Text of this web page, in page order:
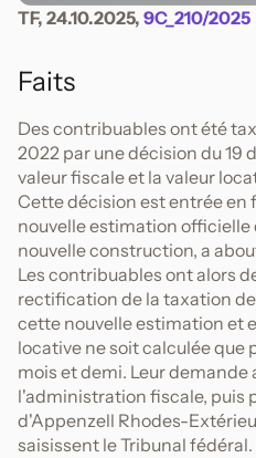
TF, 24.10.2025, 9C_210/2025
Faits
Des contribuables ont été
2022 par une décision du 19
valeur fiscale et la valeur
Cette décision est entrée en
nouvelle estimation officielle
nouvelle construction, a
Les contribuables ont alors
rectification de la taxation
cette nouvelle estimation et
locative ne soit calculée que
mois et demi. Leur demande
l'administration fiscale, puis
d'Appenzell Rhodes-
saisissent le Tribunal fédéral.